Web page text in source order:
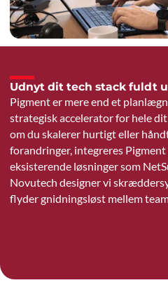
Udnyt dit tech stack fuldt
Pigment er mere end et
strategisk accelerator for hele
om du skalerer hurtigt eller
forandringer, integreres
eksisterende løsninger som
Novutech designer vi
flyder gnidningsløst mellem